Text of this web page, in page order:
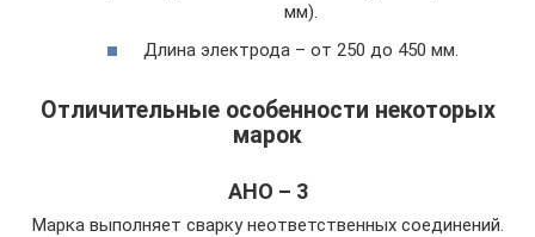
мм).
Длина электрода – от 250 до 450 мм.
Отличительные особенности некоторых
марок
АНО – 3
Марка выполняет сварку неответственных соединений.